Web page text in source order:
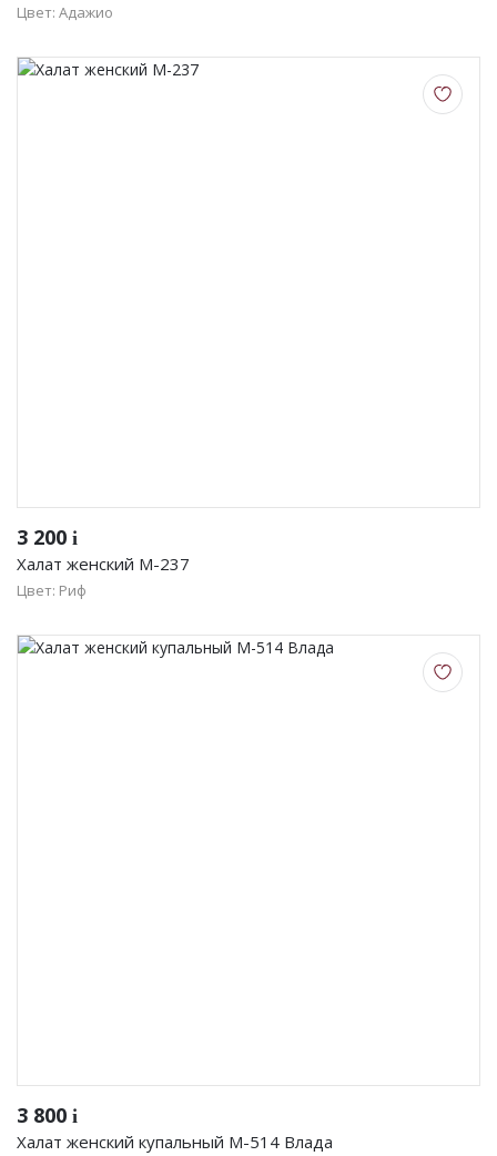
Цвет: Адажио
3 200 i
Халат женский М-237
Цвет: Риф
3 800 i
Халат женский купальный М-514 Влада